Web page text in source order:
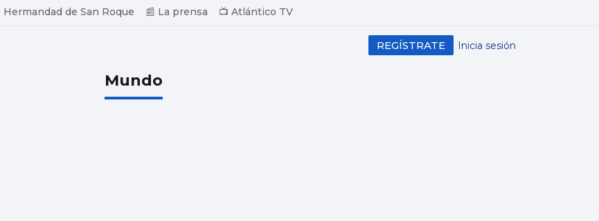
Hermandad de San Roque 📰 La prensa 📺 Atlántico TV
Inicia sesión
REGÍSTRATE
Mundo